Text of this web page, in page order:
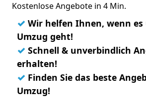
Kostenlose Angebote in 4 Min.
✓ Wir helfen Ihnen, wenn
Umzug geht!
✓ Schnell & unverbindlich
erhalten!
✓ Finden Sie das beste
Umzug!